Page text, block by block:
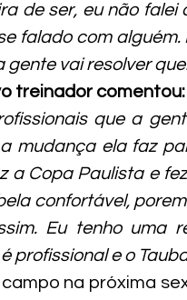
de ser, eu não
falado com
gente vai resolver
treinador comentou:
que a
mudança ela faz
a Copa Paulista e
confortável,
Eu tenho uma
profissional e o
na próxima